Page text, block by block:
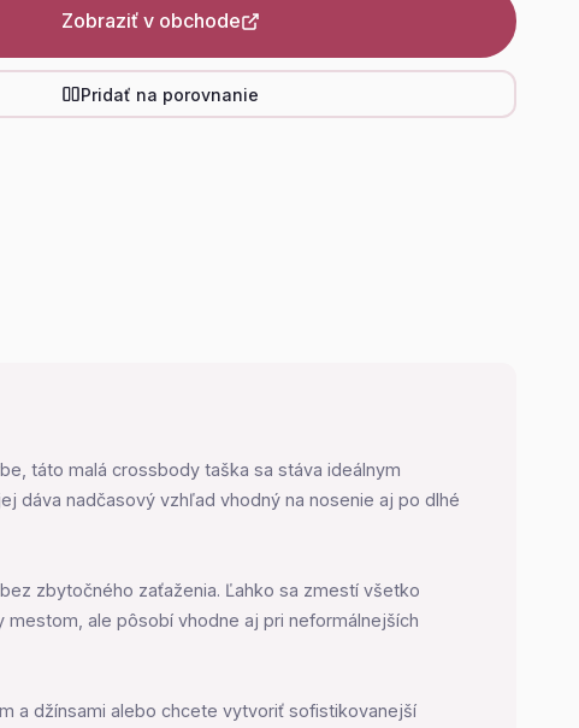
Zobraziť v obchode
Pridať na porovnanie
táto malá crossbody taška sa stáva ideálnym
dáva nadčasový vzhľad vhodný na nosenie aj po dlhé
zbytočného zaťaženia. Ľahko sa zmestí všetko
ale pôsobí vhodne aj pri neformálnejších
a džínsami alebo chcete vytvoriť sofistikovanejší